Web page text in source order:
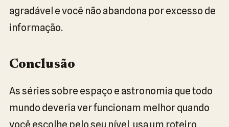
agradável e você não abandona por excesso de
informação.
Conclusão
As séries sobre espaço e astronomia que todo
mundo deveria ver funcionam melhor quando
você escolhe pelo seu nível, usa um roteiro